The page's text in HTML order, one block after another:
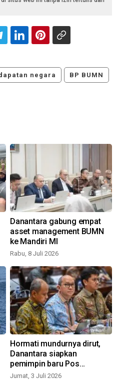
negara BP BUMN
Danantara gabung empat
asset management BUMN
ke Mandiri MI
Rabu, 8 Juli 2026
Hormati mundurnya dirut,
Danantara siapkan
pemimpin baru Pos
Indonesia
Jumat, 3 Juli 2026